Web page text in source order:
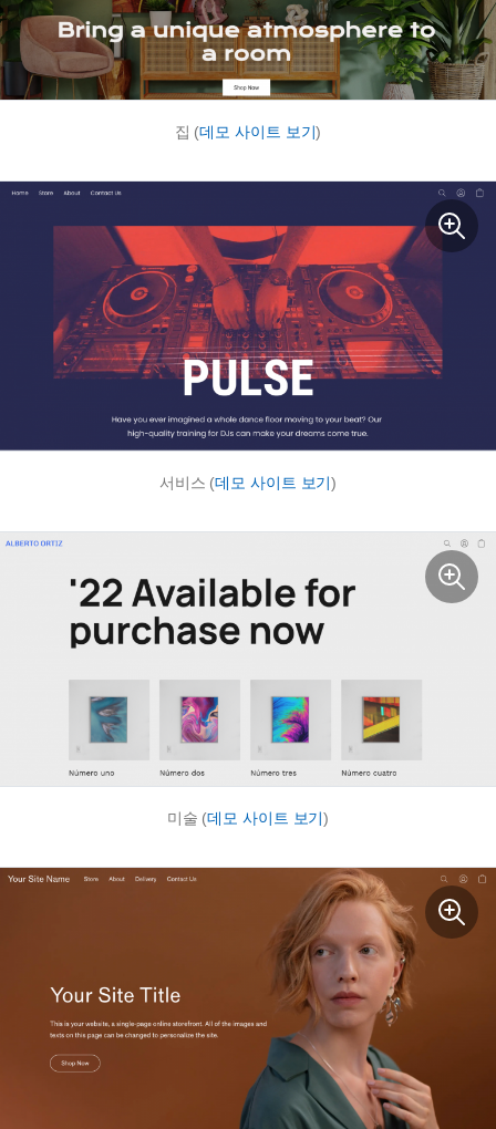
집 (데모 사이트 보기)
서비스 (데모 사이트 보기)
미술 (데모 사이트 보기)